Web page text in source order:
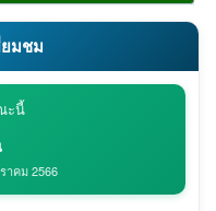
ยมชม
ะนี้
าคม 2566